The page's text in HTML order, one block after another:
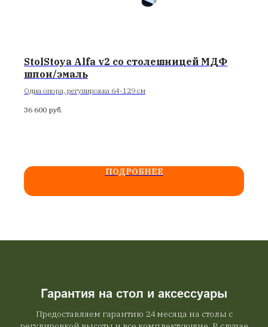
StolStoya Alfa v2 со столешницей МДФ
шпон/эмаль
Одна опора, регулировка 64-129 см
36 600 руб.
ПОДРОБНЕЕ
Гарантия на стол и аксессуары
Предоставляем гарантию 24 месяца на столы с